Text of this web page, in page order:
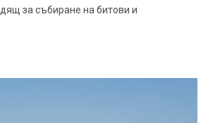
за събиране на битови и